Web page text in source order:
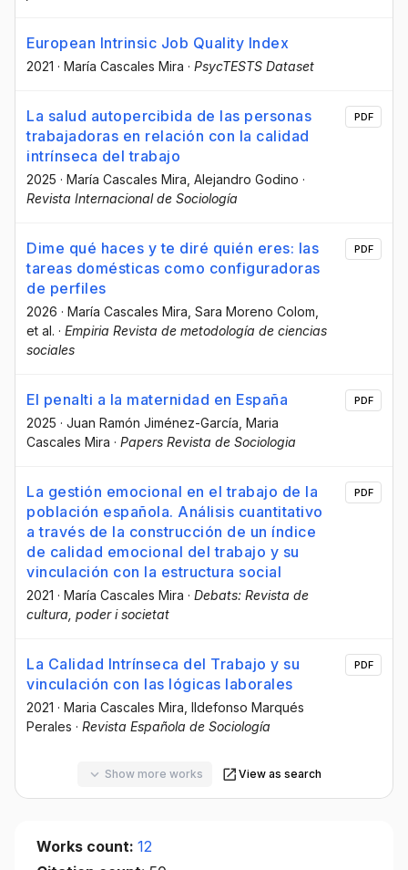
European Intrinsic Job Quality Index
2021 · María Cascales Mira · PsycTESTS Dataset
La salud autopercibida de las personas
trabajadoras en relación con la calidad
intrínseca del trabajo
2025 · María Cascales Mira , Alejandro Godino ·
Revista Internacional de Sociología
PDF
Dime qué haces y te diré quién eres: las
tareas domésticas como configuradoras
de perfiles
2026 · María Cascales Mira , Sara Moreno Colom
et al. · Empiria Revista de metodología de ciencias
sociales
PDF
El penalti a la maternidad en España
2025 · Juan Ramón Jiménez-García , Maria
Cascales Mira · Papers Revista de Sociologia
PDF
La gestión emocional en el trabajo de la
población española. Análisis cuantitativo
a través de la construcción de un índice
de calidad emocional del trabajo y su
vinculación con la estructura social
2021 · María Cascales Mira · Debats: Revista de
cultura, poder i societat
PDF
La Calidad Intrínseca del Trabajo y su
vinculación con las lógicas laborales
2021 · Maria Cascales Mira , Ildefonso Marqués
Perales · Revista Española de Sociología
PDF
Show more works View as search
Works count: 12